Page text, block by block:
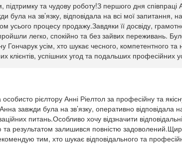
підтримку та чудову роботу!З першого дня
була на зв’язку, відповідала на всі мої запитання,
процесу продажу.Завдяки її досвіду,
легко, спокійно та без зайвих переживань.
усім, хто шукає чесного, компетентного та
клієнтів, успішних угод та подальших професійних
рієлтору Анні Ріелтол за професійну та
завжди була на зв’язку, оперативно відповідала
питань.Особливо хочу відзначити
та результатом залишився повністю
тим, хто шукає відповідального та